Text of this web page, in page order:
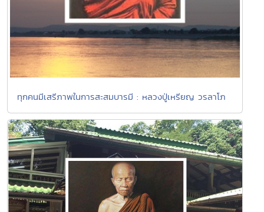
ทุกคนมีเสรีภาพในการสะสมบารมี : หลวงปู่เหรียญ วรลาโภ